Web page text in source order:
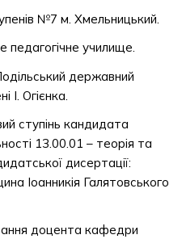
№7 м. Хмельницький.
педагогічне училище.
державний
І. Огієнка.
ступінь кандидата
13.00.01 – теорія та
дисертації:
Іоанникія Галятовського
доцента кафедри